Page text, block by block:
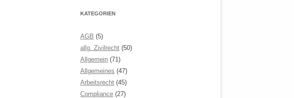
KATEGORIEN
AGB (5)
allg. Zivilrecht (50)
Allgemein (71)
Allgemeines (47)
Arbeitsrecht (45)
Compliance (27)